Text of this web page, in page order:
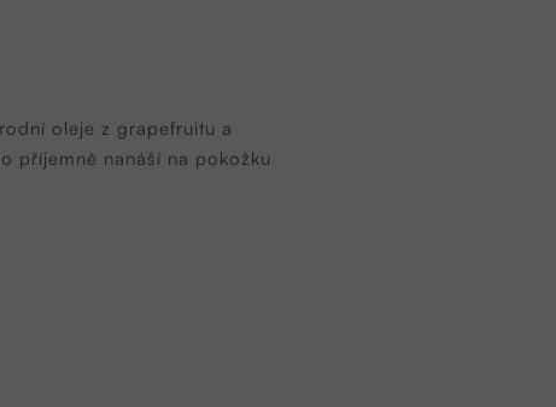
oleje z grapefruitu a
příjemně nanáší na pokožku